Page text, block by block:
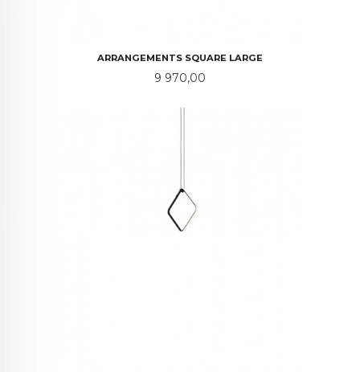
ARRANGEMENTS SQUARE LARGE
Pris
9 970,00